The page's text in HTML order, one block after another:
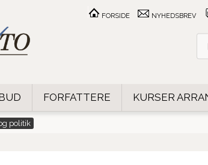
FORSIDE NYHEDSBREV
FORFATTERE KURSER
politik